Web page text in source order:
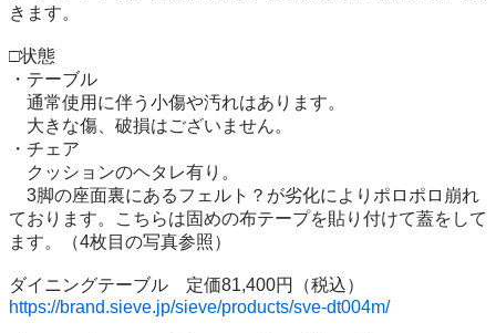
きます。
□状態
・テーブル
通常使用に伴う小傷や汚れはあります。
大きな傷、破損はございません。
・チェア
クッションのヘタレ有り。
3脚の座面裏にあるフェルト？が劣化によりポロポロ崩れ
ております。こちらは固めの布テープを貼り付けて蓋をして
ます。（4枚目の写真参照）
https://brand.sieve.jp/sieve/products/sve-dt004m/